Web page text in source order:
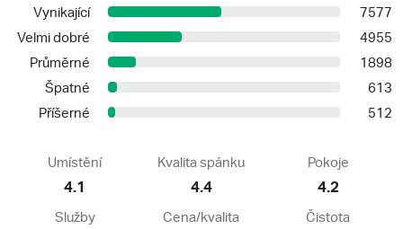
Vynikající
7577
Velmi dobré
4955
Průměrné
1898
Špatné
613
Příšerné
512
Umístění
4.1
Kvalita spánku
4.4
Pokoje
4.2
Služby Cena/kvalita Čistota